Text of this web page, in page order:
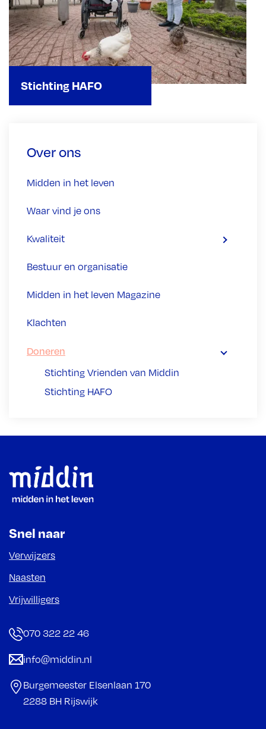
Over ons
Midden in het leven
Waar vind je ons
Kwaliteit
Bestuur en organisatie
Midden in het leven Magazine
Klachten
Doneren
Stichting Vrienden van Middin
Stichting HAFO
Stichting HAFO
Footer
Snel naar
Verwijzers
Naasten
Vrijwilligers
070 322 22 46
info@middin.nl
Burgemeester Elsenlaan 170
2288 BH Rijswijk